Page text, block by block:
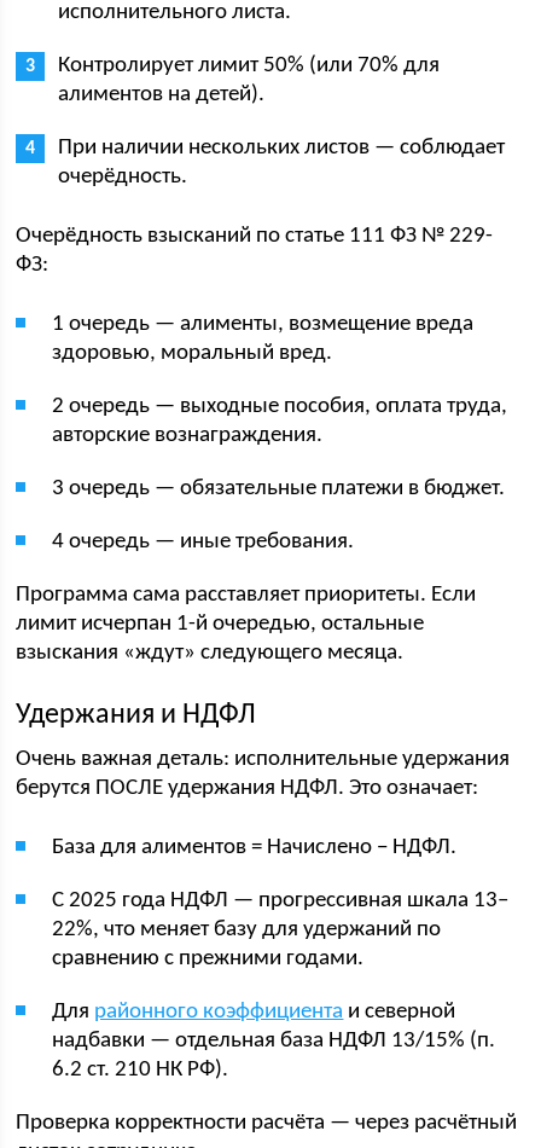
исполнительного листа.
Контролирует лимит 50% (или 70% для
алиментов на детей).
При наличии нескольких листов — соблюдает
очерёдность.
Очерёдность взысканий по статье 111 ФЗ № 229-
ФЗ:
1 очередь — алименты, возмещение вреда
здоровью, моральный вред.
2 очередь — выходные пособия, оплата труда,
авторские вознаграждения.
3 очередь — обязательные платежи в бюджет.
4 очередь — иные требования.
Программа сама расставляет приоритеты. Если
лимит исчерпан 1-й очередью, остальные
взыскания «ждут» следующего месяца.
Удержания и НДФЛ
Очень важная деталь: исполнительные удержания
берутся ПОСЛЕ удержания НДФЛ. Это означает:
База для алиментов = Начислено − НДФЛ.
С 2025 года НДФЛ — прогрессивная шкала 13–
22%, что меняет базу для удержаний по
сравнению с прежними годами.
Для районного коэффициента и северной
надбавки — отдельная база НДФЛ 13/15% (п.
6.2 ст. 210 НК РФ).
Проверка корректности расчёта — через расчётный